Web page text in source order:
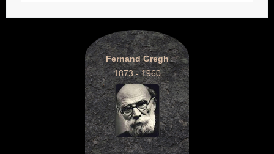
Fernand Gregh
1873 - 1960